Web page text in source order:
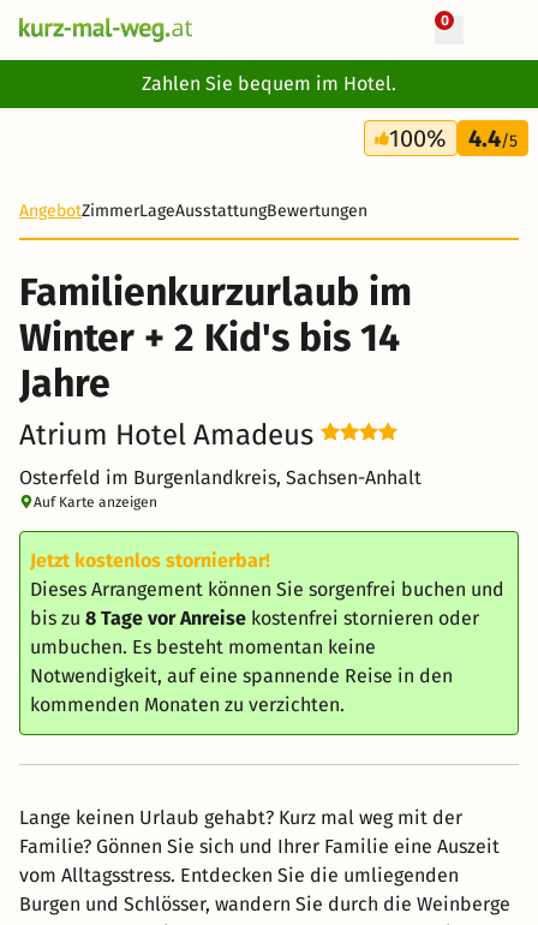
0
Zahlen Sie bequem im Hotel.
4 Tage
299 €
100% 4.4/5
AngebotZimmerLageAusstattungBewertungen
Familienkurzurlaub im
Winter + 2 Kid's bis 14
Jahre
Atrium Hotel Amadeus
Osterfeld im Burgenlandkreis, Sachsen-Anhalt
Auf Karte anzeigen
Jetzt kostenlos stornierbar!
Dieses Arrangement können Sie sorgenfrei buchen und
bis zu 8 Tage vor Anreise kostenfrei stornieren oder
umbuchen. Es besteht momentan keine
Notwendigkeit, auf eine spannende Reise in den
kommenden Monaten zu verzichten.
Lange keinen Urlaub gehabt? Kurz mal weg mit der
Familie? Gönnen Sie sich und Ihrer Familie eine Auszeit
vom Alltagsstress. Entdecken Sie die umliegenden
Burgen und Schlösser, wandern Sie durch die Weinberge